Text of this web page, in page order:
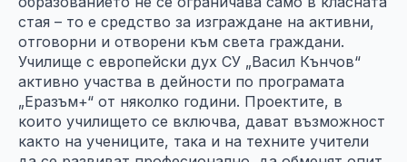
стая – то е средство за изграждане на активни,
отговорни и отворени към света граждани.
Училище с европейски дух СУ „Васил Кънчов“
активно участва в дейности по програмата
„Еразъм+“ от няколко години. Проектите, в
които училището се включва, дават възможност
както на учениците, така и на техните учители